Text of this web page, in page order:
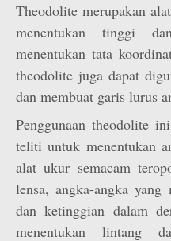
Theodolite merupakan
menentukan tinggi
menentukan tata
theodolite juga dapat
dan membuat garis lurus
Penggunaan theodolite
teliti untuk menentukan
alat ukur semacam
lensa, angka-angka
dan ketinggian dalam
menentukan lintang